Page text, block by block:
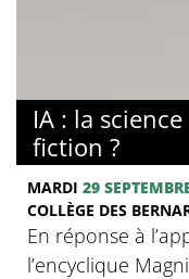
IA : la
fiction ?
MARDI 29
COLLÈGE DES
En réponse à
l’encyclique